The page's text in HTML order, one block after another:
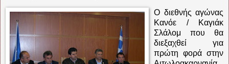
Ο διεθνής αγώνας
Κανόε / Καγιάκ
Σλάλομ που θα
διεξαχθεί για
πρώτη φορά στην